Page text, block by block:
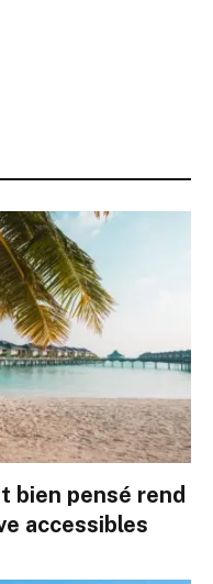
bien pensé rend
accessibles